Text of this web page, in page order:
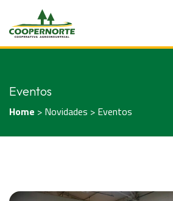
Eventos
Home > Novidades > Eventos